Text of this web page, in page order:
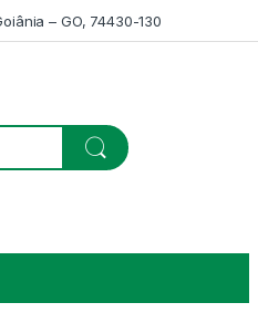
– GO, 74430-130